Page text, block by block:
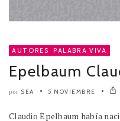
AUTORES , PALABRA VIVA
Epelbaum
por SEA 5 NOVIEMBRE
Claudio Epelbaum había